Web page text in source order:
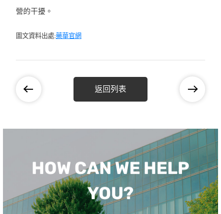
營的干擾。
圖文資料出處:藥華官網
返回列表
HOW CAN WE HELP
YOU?